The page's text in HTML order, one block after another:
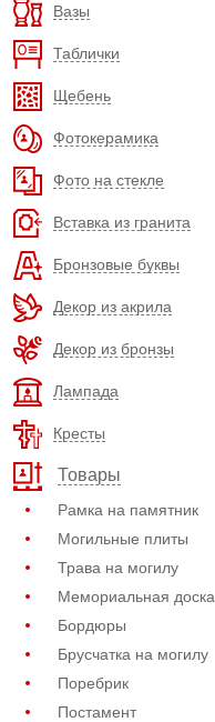
Вазы
Таблички
Щебень
Фотокерамика
Фото на стекле
Вставка из гранита
Бронзовые буквы
Декор из акрила
Декор из бронзы
Лампада
Кресты
Товары
Рамка на памятник
Могильные плиты
Трава на могилу
Мемориальная доска
Бордюры
Брусчатка на могилу
Поребрик
Постамент